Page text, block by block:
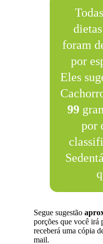
foram
por
Eles
99
por
Segue sugestão
porções que você irá
receberá uma cópia
mail.